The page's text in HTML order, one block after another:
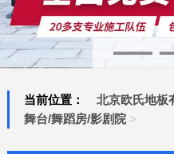
当前位置： 北京欧氏地板
舞台/舞蹈房/影剧院>